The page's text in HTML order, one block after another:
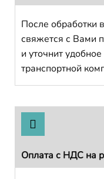
После обработки
свяжется с Вами
и уточнит
транспортной
Оплата с НДС на